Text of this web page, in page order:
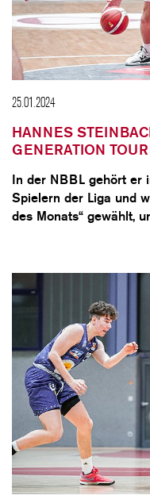
25.01.2024
HANNES
GENERATION
In der NBBL gehört er
Spielern der Liga und
des Monats“ gewählt,